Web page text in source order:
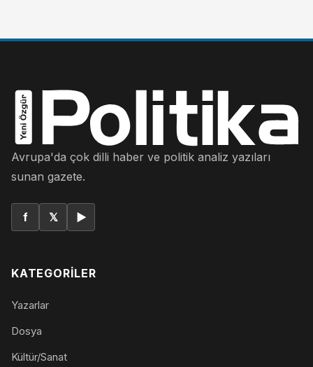
Avrupa'da çok dilli haber ve politik analiz yazıları
sunan gazete.
f 𝕏 ▶
KATEGORILER
Yazarlar
Dosya
Kültür/Sanat